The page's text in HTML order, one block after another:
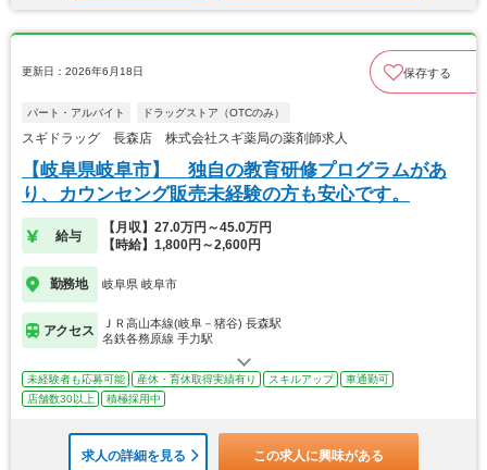
更新日：2026年6月18日 保存する
パート・アルバイト ドラッグストア（OTCのみ）
スギドラッグ 長森店 株式会社スギ薬局の薬剤師求人
【岐阜県岐阜市】 独自の教育研修プログラムがあ
り、カウンセング販売未経験の方も安心です。
給与
【月収】27.0万円～45.0万円
【時給】1,800円～2,600円
勤務地 岐阜県 岐阜市
アクセス
ＪＲ高山本線(岐阜－猪谷) 長森駅
名鉄各務原線 手力駅
未経験者も応募可能 産休・育休取得実績有り スキルアップ
車通勤可
店舗数30以上
積極採用中
求人の詳細を見る この求人に興味がある